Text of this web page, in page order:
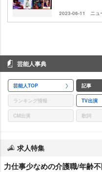
2023-06-11 ニュ
芸能人事典
芸能人TOP 記事
ランキング情報 TV出演
CM出演 歌詞
求人特集
力仕事少なめの介護職/年齢